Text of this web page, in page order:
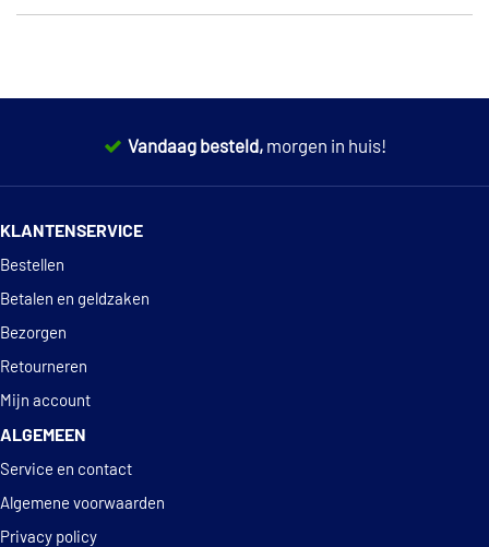
Vandaag besteld, morgen in huis!
KLANTENSERVICE
Bestellen
Betalen en geldzaken
Bezorgen
Retourneren
Mijn account
ALGEMEEN
Service en contact
Algemene voorwaarden
Privacy policy